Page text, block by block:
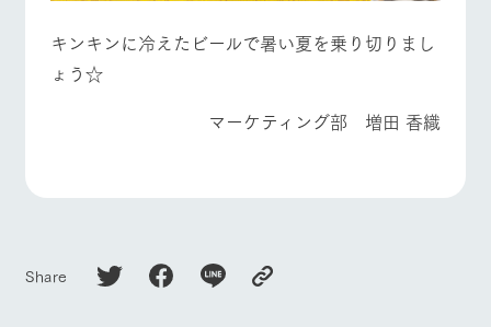
キンキンに冷えたビールで暑い夏を乗り切りまし
ょう☆
マーケティング部 増田 香織
Share